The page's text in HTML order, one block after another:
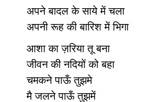
अपने बादल के साये में चला
अपनी रूह की बारिश में भिगा
आशा का ज़रिया तू बना
जीवन की नदियों को बहा
चमकने पाऊँ तुझमे
मै जलने पाऊँ तुझमें